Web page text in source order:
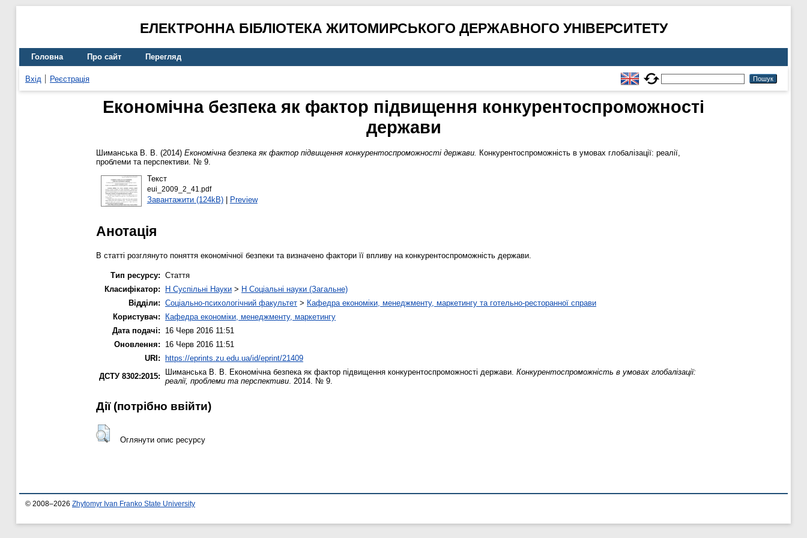
ЕЛЕКТРОННА БІБЛІОТЕКА ЖИТОМИРСЬКОГО ДЕРЖАВНОГО УНІВЕРСИТЕТУ
Головна Про сайт Перегляд
Вхід Реєстрація
Економічна безпека як фактор підвищення конкурентоспроможності
держави
Шиманська В. В. (2014) Економічна безпека як фактор підвищення конкурентоспроможності держави. Конкурентоспроможність в умовах глобалізації: реалії,
проблеми та перспективи. № 9.
Текст
eui_2009_2_41.pdf
Завантажити (124kB)| Preview
Анотація
В статті розглянуто поняття економічної безпеки та визначено фактори її впливу на конкурентоспроможність держави.
Тип ресурсу: Стаття
Класифікатор:
H Суспільні Науки > H Соціальні науки (Загальне)
Відділи: Соціально-психологічний факультет > Кафедра економіки, менеджменту, маркетингу та готельно-ресторанної справи
Користувач:
Кафедра економіки, менеджменту, маркетингу
Дата подачі:
16 Черв 2016 11:51
Оновлення:
16 Черв 2016 11:51
URI: https://eprints.zu.edu.ua/id/eprint/21409
ДСТУ 8302:2015:
Шиманська В. В. Економічна безпека як фактор підвищення конкурентоспроможності держави. Конкурентоспроможність в умовах глобалізації:
реалії, проблеми та перспективи . 2014. № 9.
Дії ​​(потрібно ввійти)
Оглянути опис ресурсу
© 2008–2026 Zhytomyr Ivan Franko State University